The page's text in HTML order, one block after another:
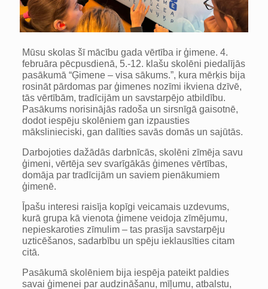
Mūsu skolas šī mācību gada vērtība ir ģimene. 4.
februāra pēcpusdienā, 5.-12. klašu skolēni piedalījās
pasākumā “Ģimene – visa sākums.”, kura mērķis bija
rosināt pārdomas par ģimenes nozīmi ikviena dzīvē,
tās vērtībām, tradīcijām un savstarpējo atbildību.
Pasākums norisinājās radoša un sirsnīgā gaisotnē,
dodot iespēju skolēniem gan izpausties
mākslinieciski, gan dalīties savās domās un sajūtās.
Darbojoties dažādās darbnīcās, skolēni zīmēja savu
ģimeni, vērtēja sev svarīgākās ģimenes vērtības,
domāja par tradīcijām un saviem pienākumiem
ģimenē.
Īpašu interesi raisīja kopīgi veicamais uzdevums,
kurā grupa kā vienota ģimene veidoja zīmējumu,
nepieskaroties zīmulim – tas prasīja savstarpēju
uzticēšanos, sadarbību un spēju ieklausīties citam
citā.
Pasākumā skolēniem bija iespēja pateikt paldies
savai ģimenei par audzināšanu, mīļumu, atbalstu,